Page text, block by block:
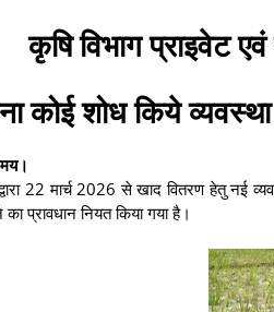
कृषि विभाग प्राइवेट
कोई शोध किये
22 मार्च 2026 से खाद वितरण हेतु नई
प्रावधान नियत किया गया है।